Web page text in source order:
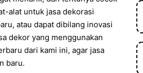
alat untuk jasa dekorasi
atau dapat dibilang inovasi
dekor yang menggunakan
dari kami ini, agar jasa
baru.